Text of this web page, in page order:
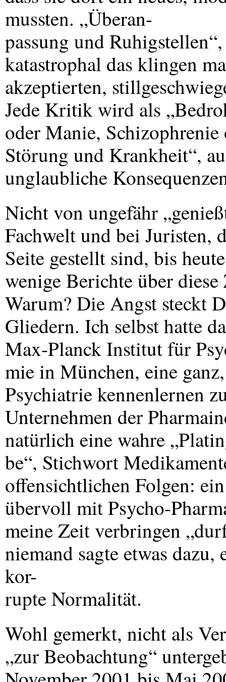
mussten. „Überan-
passung und
katastrophal das klingen
akzeptierten,
Jede Kritik wird als
oder Manie, Schizophrenie
Störung und Krankheit“,
unglaubliche
Nicht von ungefähr
Fachwelt und bei Juristen,
Seite gestellt sind, bis
wenige Berichte über
Warum? Die Angst steckt
Gliedern. Ich selbst hatte
Max-Planck Institut für
mie in München, eine
Psychiatrie kennenlernen
Unternehmen der
natürlich eine wahre
be“, Stichwort
offensichtlichen Folgen:
übervoll mit Psycho-
meine Zeit verbringen
niemand sagte etwas
kor-
rupte Normalität.
Wohl gemerkt, nicht als
„zur Beobachtung“